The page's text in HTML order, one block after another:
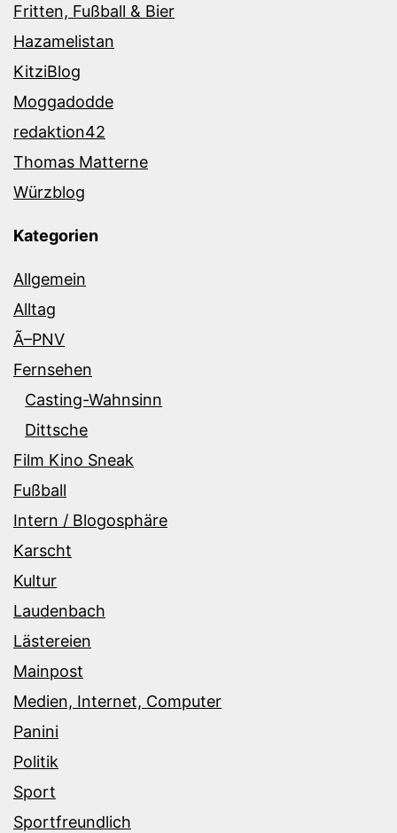
Fritten, Fußball & Bier
Hazamelistan
KitziBlog
Moggadodde
redaktion42
Thomas Matterne
Würzblog
Kategorien
Allgemein
Alltag
Ã–PNV
Fernsehen
Casting-Wahnsinn
Dittsche
Film Kino Sneak
Fußball
Intern / Blogosphäre
Karscht
Kultur
Laudenbach
Lästereien
Mainpost
Medien, Internet, Computer
Panini
Politik
Sport
Sportfreundlich